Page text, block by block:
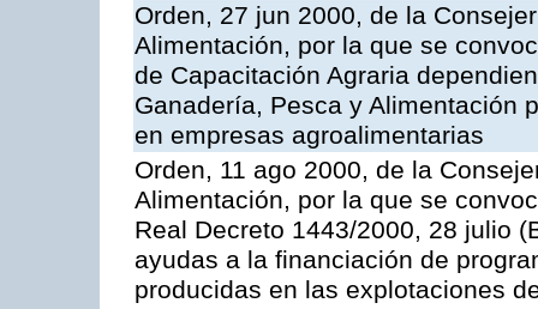
Orden, 27 jun 2000, de la
Alimentación, por la que se
de Capacitación Agraria
Ganadería, Pesca y Alimentación
en empresas agroalimentarias
Orden, 11 ago 2000, de la
Alimentación, por la que se
Real Decreto 1443/2000, 28 julio
ayudas a la financiación de
producidas en las explotaciones